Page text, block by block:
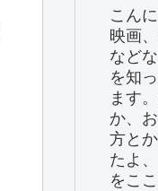
こんに
映画
など
を知
ます
か、
方と
たよ
をこ